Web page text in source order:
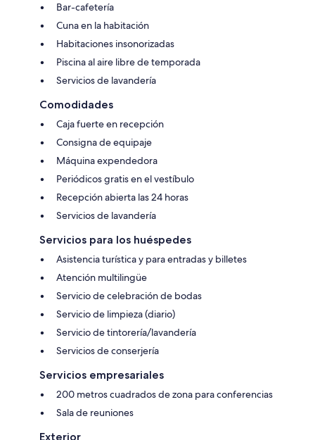
Bar-cafetería
Cuna en la habitación
Habitaciones insonorizadas
Piscina al aire libre de temporada
Servicios de lavandería
Comodidades
Caja fuerte en recepción
Consigna de equipaje
Máquina expendedora
Periódicos gratis en el vestíbulo
Recepción abierta las 24 horas
Servicios de lavandería
Servicios para los huéspedes
Asistencia turística y para entradas y billetes
Atención multilingüe
Servicio de celebración de bodas
Servicio de limpieza (diario)
Servicio de tintorería/lavandería
Servicios de conserjería
Servicios empresariales
200 metros cuadrados de zona para conferencias
Sala de reuniones
Exterior